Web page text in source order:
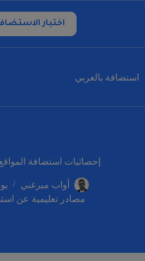
اختبار
استضافة بالعربي
إحصائيات استضافة المواقع
أواب ميرغني
مصادر تعليمية عن